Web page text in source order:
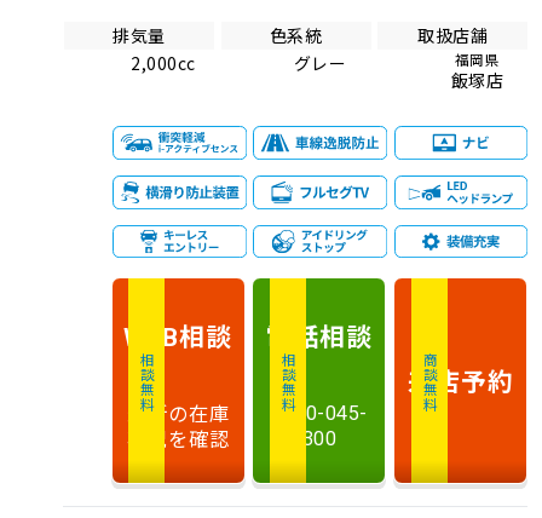
排気量
2,000cc
色系統
グレー
取扱店舗
福岡県
飯塚店
相談無料
WEB相談
最新の在庫
状況を確認
相談無料
電話相談
0120-045-
300
商談無料
来店予約